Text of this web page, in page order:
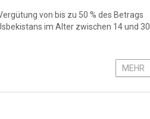
von bis zu 50 % des Betrags
im Alter zwischen 14 und 30
MEHR